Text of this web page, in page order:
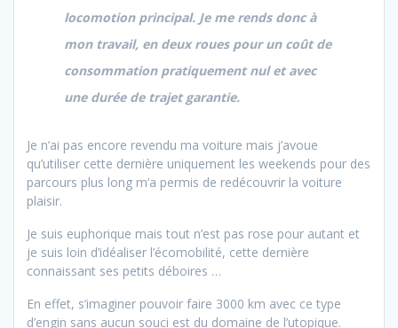
locomotion principal. Je me rends donc à
mon travail, en deux roues pour un coût de
consommation pratiquement nul et avec
une durée de trajet garantie.
Je n’ai pas encore revendu ma voiture mais j’avoue
qu’utiliser cette dernière uniquement les weekends pour des
parcours plus long m’a permis de redécouvrir la voiture
plaisir.
Je suis euphorique mais tout n’est pas rose pour autant et
je suis loin d’idéaliser l’écomobilité, cette dernière
connaissant ses petits déboires …
En effet, s’imaginer pouvoir faire 3000 km avec ce type
d’engin sans aucun souci est du domaine de l’utopique.